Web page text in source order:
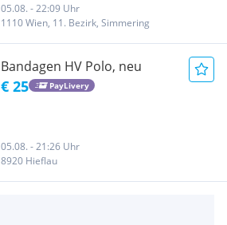
05.08. - 22:09 Uhr
1110 Wien, 11. Bezirk, Simmering
Bandagen HV Polo, neu
€ 25 PayLivery
05.08. - 21:26 Uhr
8920 Hieflau